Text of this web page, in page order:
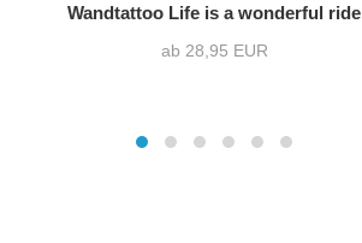
Wandtattoo Life is a wonderful ride
ab 28,95 EUR